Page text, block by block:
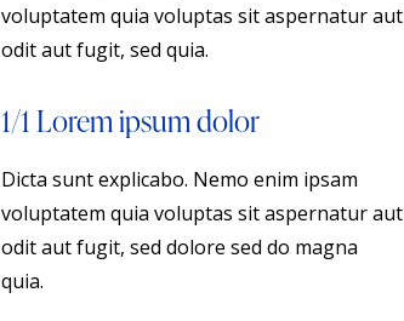
voluptatem quia voluptas sit aspernatur aut
odit aut fugit, sed quia.
1/1 Lorem ipsum dolor
Dicta sunt explicabo. Nemo enim ipsam
voluptatem quia voluptas sit aspernatur aut
odit aut fugit, sed dolore sed do magna
quia.